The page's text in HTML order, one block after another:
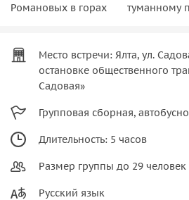
Романовых в горах
туманному
Место встречи: Ялта, ул.
остановке общественного
Садовая»
Групповая сборная,
Длительность: 5 часов
Размер группы до 29 человек
Русский язык